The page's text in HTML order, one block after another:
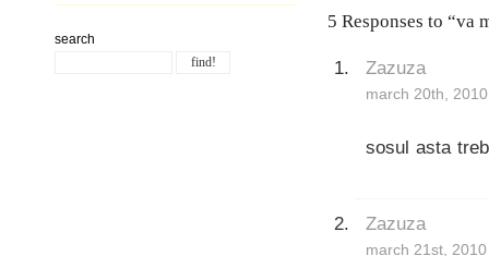
search
5 Responses to “va
Zazuza
march 20th,
sosul asta
Zazuza
march 21st,